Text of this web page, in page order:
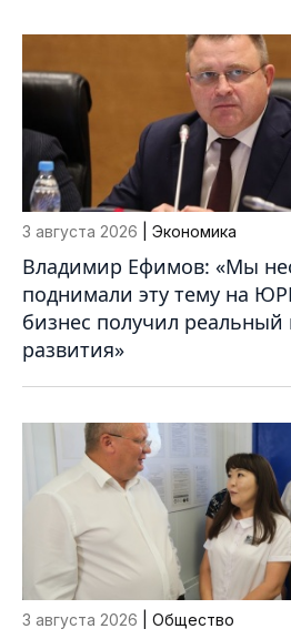
3 августа 2026 | Экономика
Владимир Ефимов: «Мы
поднимали эту тему на
бизнес получил
развития»
3 августа 2026 | Общество